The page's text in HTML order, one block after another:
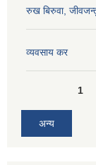
रुख बिरुवा,
व्यवसाय कर
Pages1
अन्य